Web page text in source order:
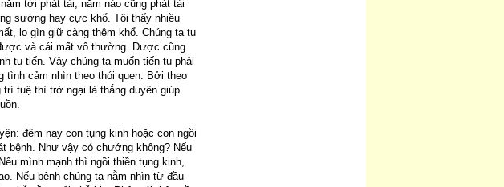
tới phát tài, năm nào cũng phát tài
sướng hay cực khổ. Tôi thấy nhiều
lo gìn giữ càng thêm khổ. Chúng ta tu
và cái mất vô thường. Được cũng
tu tiến. Vậy chúng ta muốn tiến tu phải
tình cảm nhìn theo thói quen. Bởi theo
tuệ thì trở ngại là thắng duyên giúp
đêm nay con tụng kinh hoặc con ngồi
bệnh. Như vậy có chướng không? Nếu
mình mạnh thì ngồi thiền tụng kinh,
Nếu bệnh chúng ta nằm nhìn từ đầu